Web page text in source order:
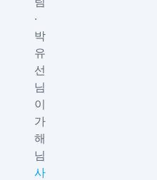
·
박
유
선
님
이
가
해
님
사